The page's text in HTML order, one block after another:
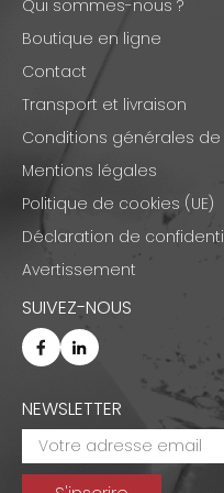
Qui sommes-nous ?
Boutique en ligne
Contact
Transport et livraison
Conditions générales de
Mentions légales
Politique de cookies (UE)
Déclaration de
Avertissement
SUIVEZ-NOUS
NEWSLETTER